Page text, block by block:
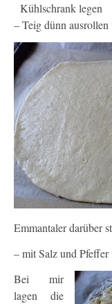
Kühlschrank legen
– Teig dünn
Emmantaler darüber
– mit Salz und
Bei mir
lagen die